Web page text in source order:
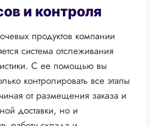
и контроля
продуктов компании
система отслеживания
С ее помощью вы
контролировать все этапы
от размещения заказа и
доставки, но и